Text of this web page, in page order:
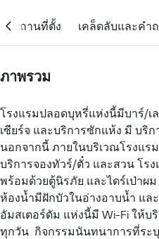
สถานที่ตั้ง เคล็ดลับและคำ
ภาพรวม
โรงแรมปลอดบุหรี่แห่งนี้มีบาร์/เ
เซียร์จ และบริการซักแห้ง มี บริ
นอกจากนี้ ภายในบริเวณโรงแร
บริการจองทัวร์/ตั๋ว และสวน โร
พร้อมด้วยตู้นิรภัย และไดร์เป่าผ
ห้องน้ำมีฝักบัวในอ่างอาบน้ำ แล
อัมสเตอร์ดัม แห่งนี้มี Wi-Fi ให้
ทุกวัน กิจกรรมนันทนาการที่ระ